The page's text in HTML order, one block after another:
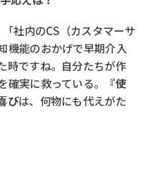
「社内のCS（カスタマーサ
機能のおかげで早期介入
時ですね。自分たちが作
実に救っている。
『使
びは、何物にも代えがた